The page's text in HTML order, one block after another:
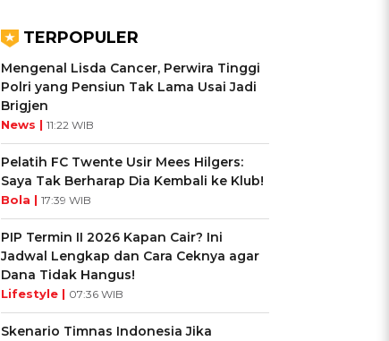
TERPOPULER
Mengenal Lisda Cancer, Perwira Tinggi
Polri yang Pensiun Tak Lama Usai Jadi
Brigjen
News | 11:22 WIB
Pelatih FC Twente Usir Mees Hilgers:
Saya Tak Berharap Dia Kembali ke Klub!
Bola | 17:39 WIB
PIP Termin II 2026 Kapan Cair? Ini
Jadwal Lengkap dan Cara Ceknya agar
Dana Tidak Hangus!
Lifestyle | 07:36 WIB
Skenario Timnas Indonesia Jika